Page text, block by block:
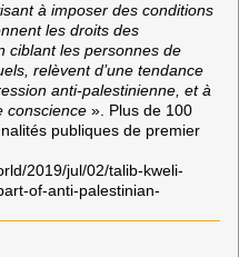
à imposer des conditions
les droits des
ciblant les personnes de
relèvent d’une tendance
anti-palestinienne, et à
conscience ». Plus de 100
publiques de premier
2019/jul/02/talib-kweli-
of-anti-palestinian-